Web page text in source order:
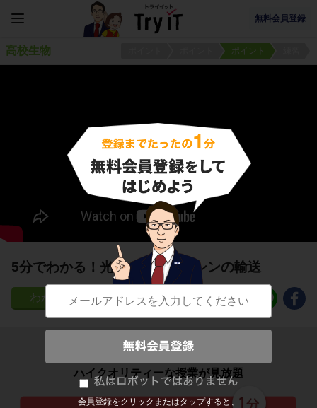
無料会員登録
会員登録をクリックまたはタップすると、
高校生物 ポイント
5分でわかる！光によるオーキシンの輸送
12
子どもの勉強から大人の学び直しまで
ハイクオリティーな授業が見放題